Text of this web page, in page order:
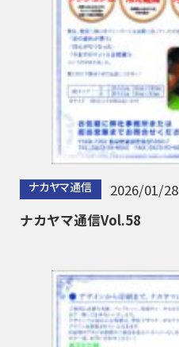
ナカヤマ通信
2026/01/28
ナカヤマ通信Vol.58